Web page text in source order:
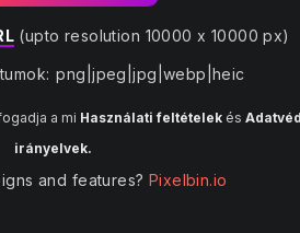
(upto resolution 10000 x 10000 px)
: png |jpeg |jpg webp |heic
a mi Használati feltételek és
irányelvek.
and features? Pixelbin.io